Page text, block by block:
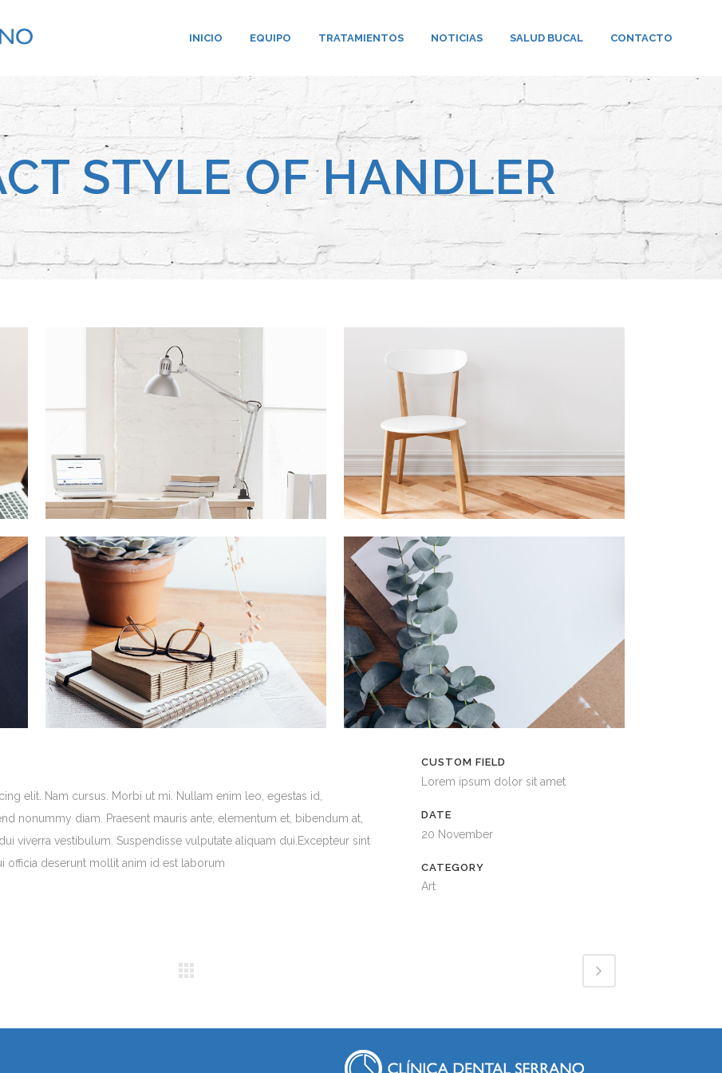
INICIO EQUIPO TRATAMIENTOS NOTICIAS SALUD BUCAL CONTACTO
STYLE OF HANDLER
elit. Nam cursus. Morbi ut mi. Nullam enim leo, egestas id,
nonummy diam. Praesent mauris ante, elementum et, bibendum at,
viverra vestibulum. Suspendisse vulputate aliquam dui.Excepteur sint
officia deserunt mollit anim id est laborum
CUSTOM FIELD
Lorem ipsum dolor sit amet
DATE
20 November
CATEGORY
Art